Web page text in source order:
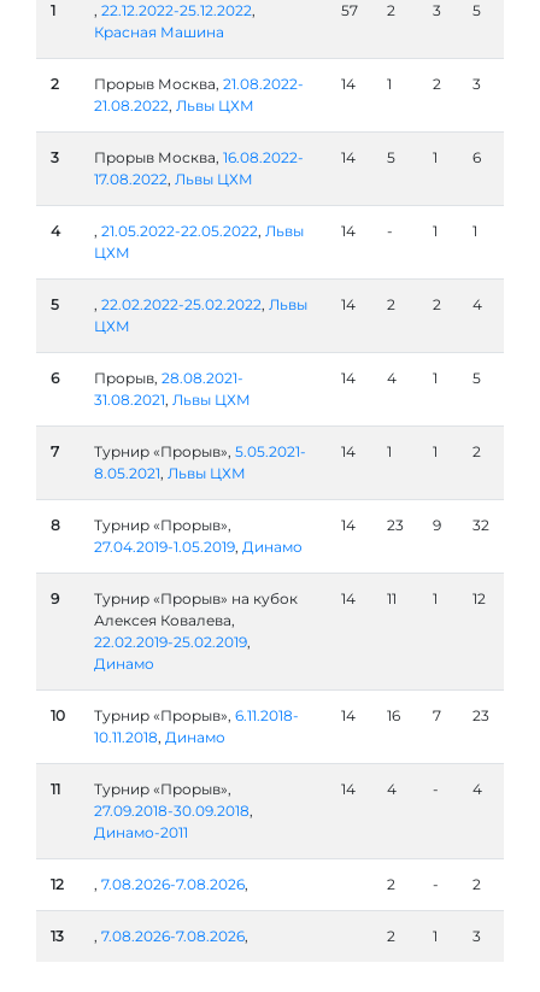
1 , 22.12.2022-25.12.2022,
Красная Машина
57 2 3 5
2 Прорыв Москва, 21.08.2022-
21.08.2022, Львы ЦХМ
14 1 2 3
3 Прорыв Москва, 16.08.2022-
17.08.2022, Львы ЦХМ
14 5 1 6
4 , 21.05.2022-22.05.2022, Львы
ЦХМ
14 - 1 1
5 , 22.02.2022-25.02.2022, Львы
ЦХМ
14 2 2 4
6 Прорыв, 28.08.2021-
31.08.2021, Львы ЦХМ
14 4 1 5
7 Турнир «Прорыв», 5.05.2021-
8.05.2021, Львы ЦХМ
14 1 1 2
8
Турнир «Прорыв»,
27.04.2019-1.05.2019, Динамо
14 23 9 32
9
Турнир «Прорыв» на кубок
Алексея Ковалева,
22.02.2019-25.02.2019,
Динамо
14 11 1 12
10 Турнир «Прорыв», 6.11.2018-
10.11.2018, Динамо
14 16 7 23
11
Турнир «Прорыв»,
27.09.2018-30.09.2018,
Динамо-2011
14 4 - 4
12 , 7.08.2026-7.08.2026, 2 - 2
13 , 7.08.2026-7.08.2026, 2 1 3